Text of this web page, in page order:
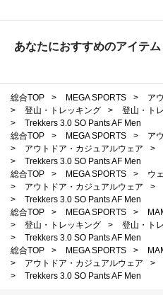
あなたにおすすめのアイテム
総合TOP > MEGA SPORTS >
ア
>
登山・トレッキング > 登山・ト
>
Trekkers 3.0 SO Pants AF Men
総合TOP
> MEGA SPORTS >
ア
>
アウトドア・カジュアルウェア >
>
Trekkers 3.0 SO Pants AF Men
総合TOP
> MEGA SPORTS >
ウ
>
アウトドア・カジュアルウェア >
>
Trekkers 3.0 SO Pants AF Men
総合TOP
> MEGA SPORTS >
>
登山・トレッキング > 登山・ト
>
Trekkers 3.0 SO Pants AF Men
総合TOP
> MEGA SPORTS >
>
アウトドア・カジュアルウェア >
>
Trekkers 3.0 SO Pants AF Men